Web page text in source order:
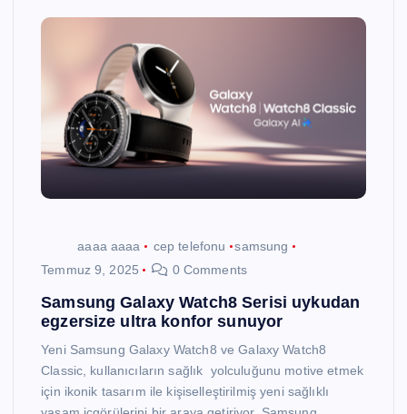
aaaa aaaa cep telefonu
samsung
Temmuz 9, 2025
0 Comments
Samsung Galaxy Watch8 Serisi uykudan
egzersize ultra konfor sunuyor
Yeni Samsung Galaxy Watch8 ve Galaxy Watch8
Classic, kullanıcıların sağlık yolculuğunu motive etmek
için ikonik tasarım ile kişiselleştirilmiş yeni sağlıklı